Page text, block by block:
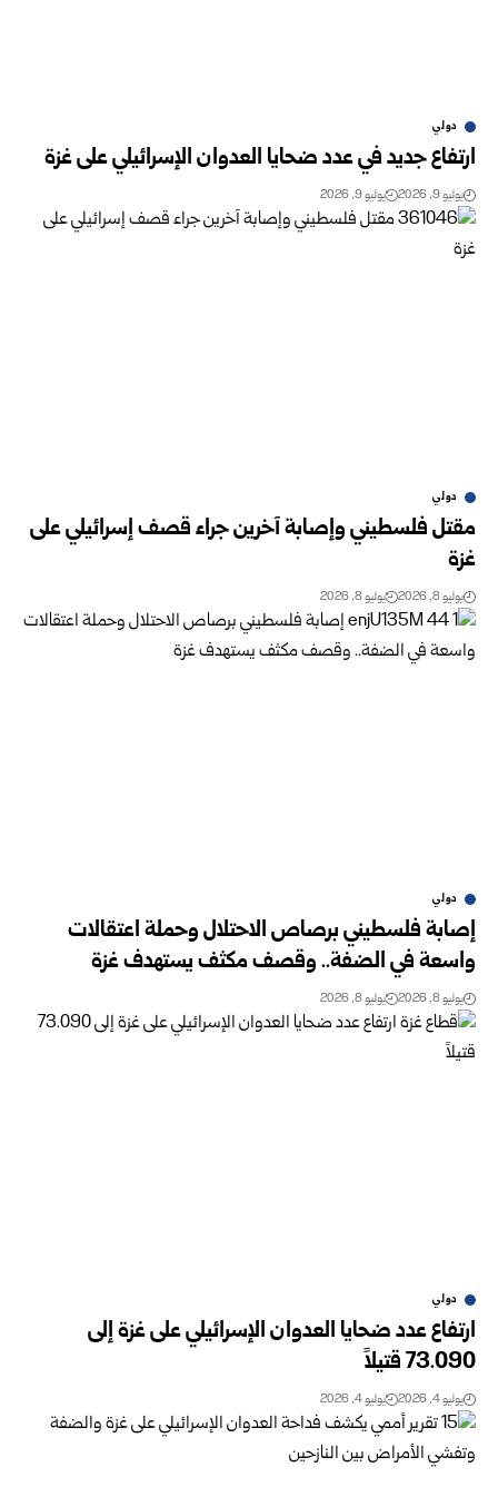
دولي
ارتفاع جديد في عدد ضحايا العدوان الإسرائيلي على غزة
يوليو 9, 2026 يوليو 9, 2026
دولي
مقتل فلسطيني وإصابة آخرين جراء قصف إسرائيلي على
غزة
يوليو 8, 2026 يوليو 8, 2026
دولي
إصابة فلسطيني برصاص الاحتلال وحملة اعتقالات
واسعة في الضفة.. وقصف مكثف يستهدف غزة
يوليو 8, 2026 يوليو 8, 2026
دولي
ارتفاع عدد ضحايا العدوان الإسرائيلي على غزة إلى
73.090 ‏قتيلاً
يوليو 4, 2026 يوليو 4, 2026